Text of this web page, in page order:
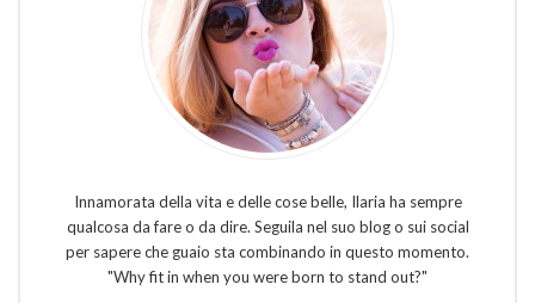
Innamorata della vita e delle cose belle, Ilaria ha sempre
qualcosa da fare o da dire. Seguila nel suo blog o sui social
per sapere che guaio sta combinando in questo momento.
"Why fit in when you were born to stand out?"